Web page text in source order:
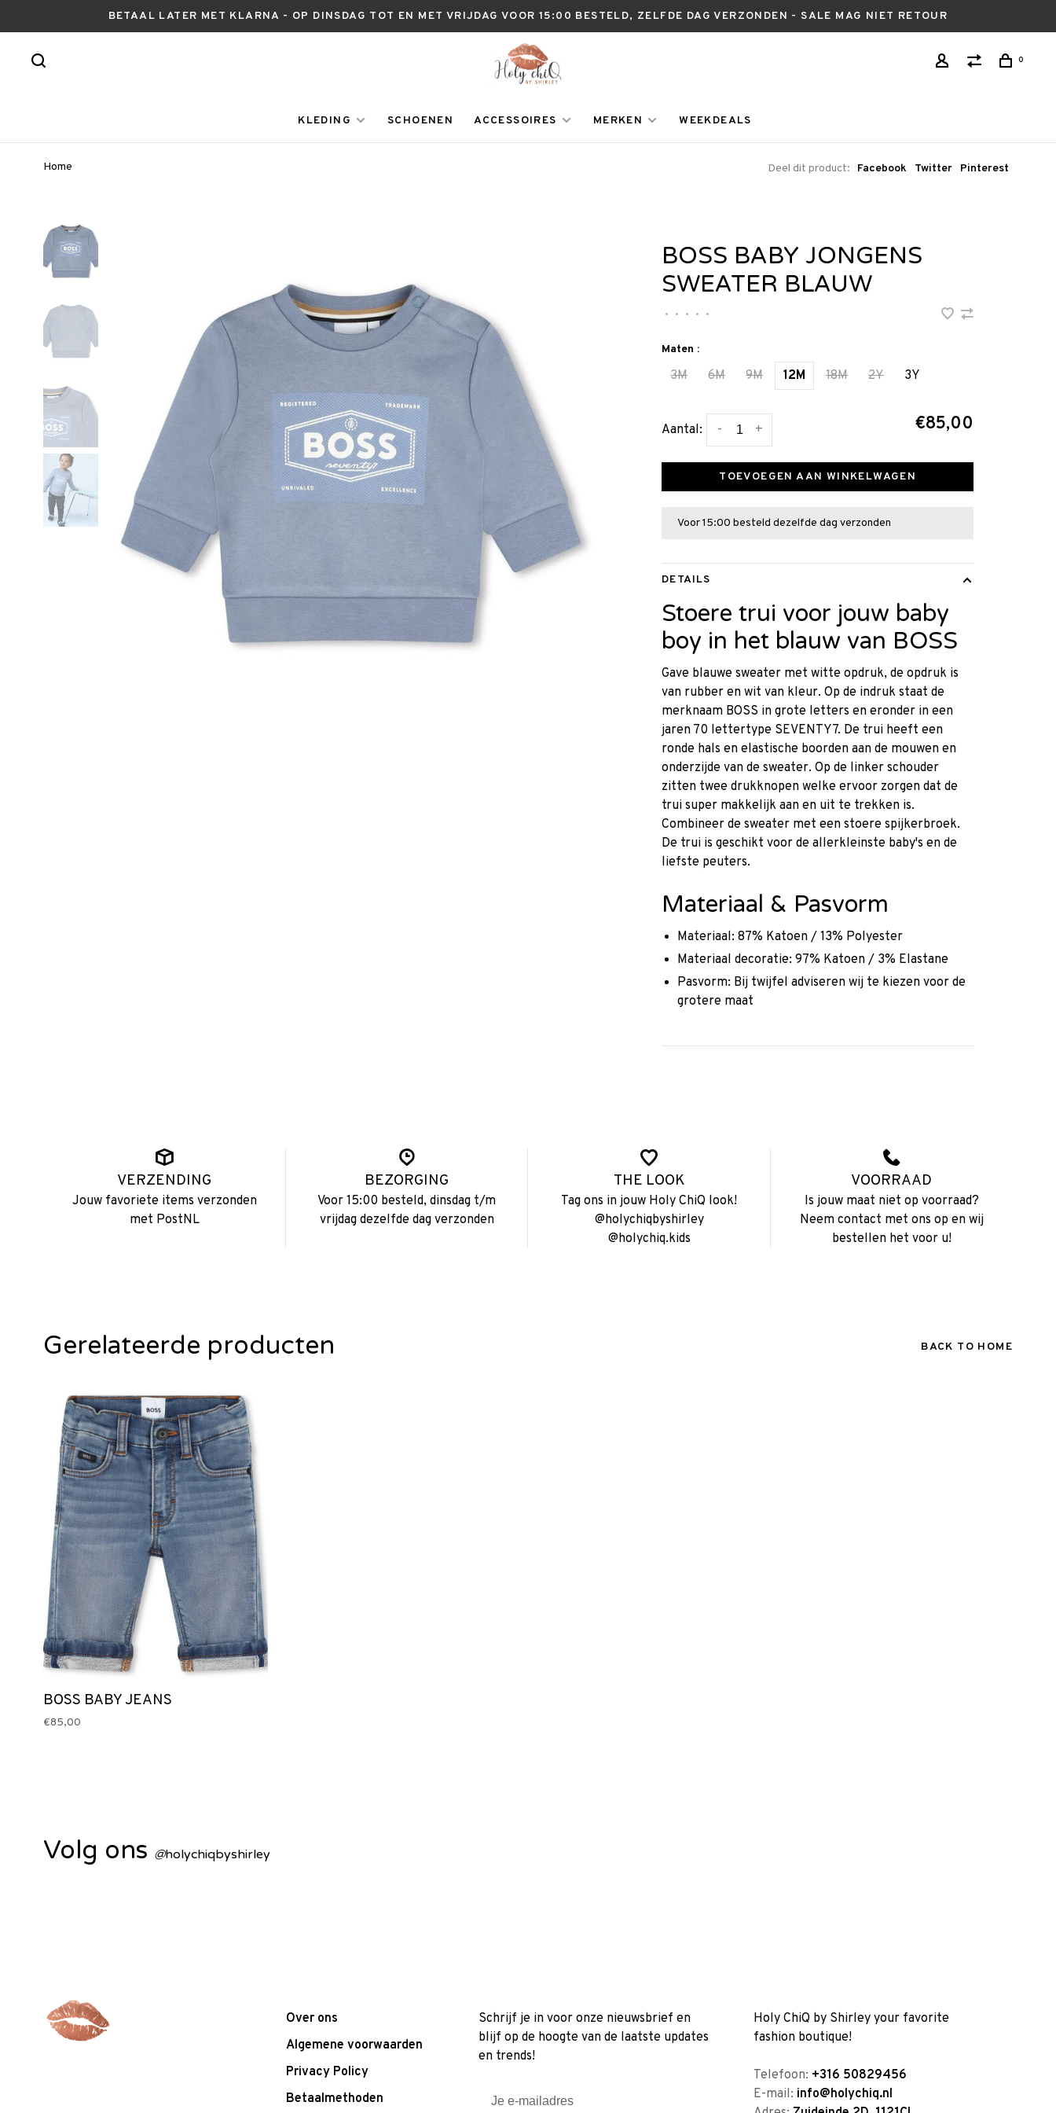
BETAAL LATER MET KLARNA - OP DINSDAG TOT EN MET VRIJDAG VOOR 15:00 BESTELD, ZELFDE DAG VERZONDEN - SALE MAG NIET RETOUR
0
KLEDING SCHOENEN ACCESSOIRES MERKEN WEEKDEALS
Home Deel dit product: Facebook Twitter Pinterest
BOSS BABY JONGENS
SWEATER BLAUW
• • • • •
Maten :
3M 6M 9M 12M 18M 2Y 3Y
Aantal: +
- €85,00
TOEVOEGEN AAN WINKELWAGEN
Voor 15:00 besteld dezelfde dag verzonden
DETAILS
Stoere trui voor jouw baby
boy in het blauw van BOSS
Gave blauwe sweater met witte opdruk, de opdruk is
van rubber en wit van kleur. Op de indruk staat de
merknaam BOSS in grote letters en eronder in een
jaren 70 lettertype SEVENTY7. De trui heeft een
ronde hals en elastische boorden aan de mouwen en
onderzijde van de sweater. Op de linker schouder
zitten twee drukknopen welke ervoor zorgen dat de
trui super makkelijk aan en uit te trekken is.
Combineer de sweater met een stoere spijkerbroek.
De trui is geschikt voor de allerkleinste baby's en de
liefste peuters.
Materiaal & Pasvorm
Materiaal: 87% Katoen / 13% Polyester
Materiaal decoratie: 97% Katoen / 3% Elastane
Pasvorm: Bij twijfel adviseren wij te kiezen voor de
grotere maat
VERZENDING
Jouw favoriete items verzonden
met PostNL
BEZORGING
Voor 15:00 besteld, dinsdag t/m
vrijdag dezelfde dag verzonden
THE LOOK
Tag ons in jouw Holy ChiQ look!
@holychiqbyshirley
@holychiq.kids
VOORRAAD
Is jouw maat niet op voorraad?
Neem contact met ons op en wij
bestellen het voor u!
Gerelateerde producten BACK TO HOME
BOSS BABY JEANS
€85,00
Volg ons @holychiqbyshirley
Over ons
Algemene voorwaarden
Privacy Policy
Betaalmethoden
Schrijf je in voor onze nieuwsbrief en
blijf op de hoogte van de laatste updates
en trends!
Holy ChiQ by Shirley your favorite
fashion boutique!
Telefoon: +316 50829456
E-mail: info@holychiq.nl